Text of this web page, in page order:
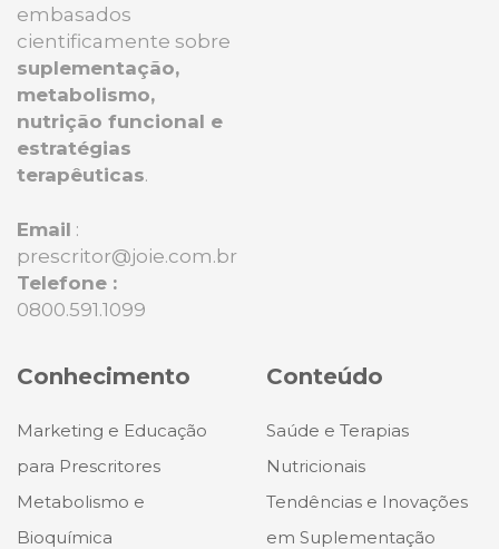
embasados
cientificamente sobre
suplementação,
metabolismo,
nutrição funcional e
estratégias
terapêuticas.
Email :
prescritor@joie.com.br
Telefone :
0800.591.1099
Conhecimento
Marketing e Educação
para Prescritores
Metabolismo e
Bioquímica
Conteúdo
Saúde e Terapias
Nutricionais
Tendências e Inovações
em Suplementação